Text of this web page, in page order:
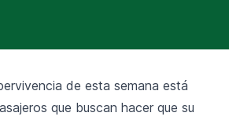
de esta semana está
que buscan hacer que su